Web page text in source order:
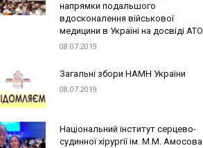
напрямки подальшого
вдосконалення військової
медицини в Україні на досвіді АТО
08.07.2019
Загальні збори НАМН України
08.07.2019
Національний інститут серцево-
судинної хірургії ім. М.М. Амосова